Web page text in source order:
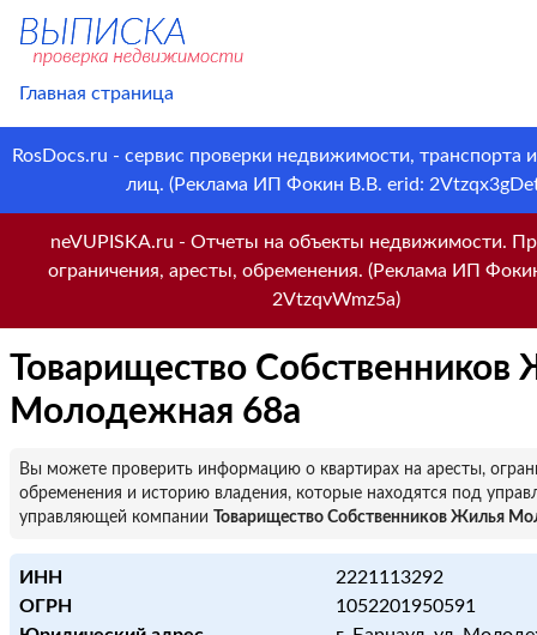
Главная страница
RosDocs.ru - сервис проверки недвижимости, транспорта
лиц. (Реклама ИП Фокин В.В. erid:
neVUPISKA.ru - Отчеты на объекты недвижимости.
ограничения, аресты, обременения. (Реклама ИП
2VtzqvWmz5a)
Товарищество Собственников
Молодежная 68а
Вы можете проверить информацию о квартирах на аресты,
обременения и историю владения, которые находятся под
управляющей компании
Товарищество Собственников Жилья
ИНН
2221113292
ОГРН
1052201950591